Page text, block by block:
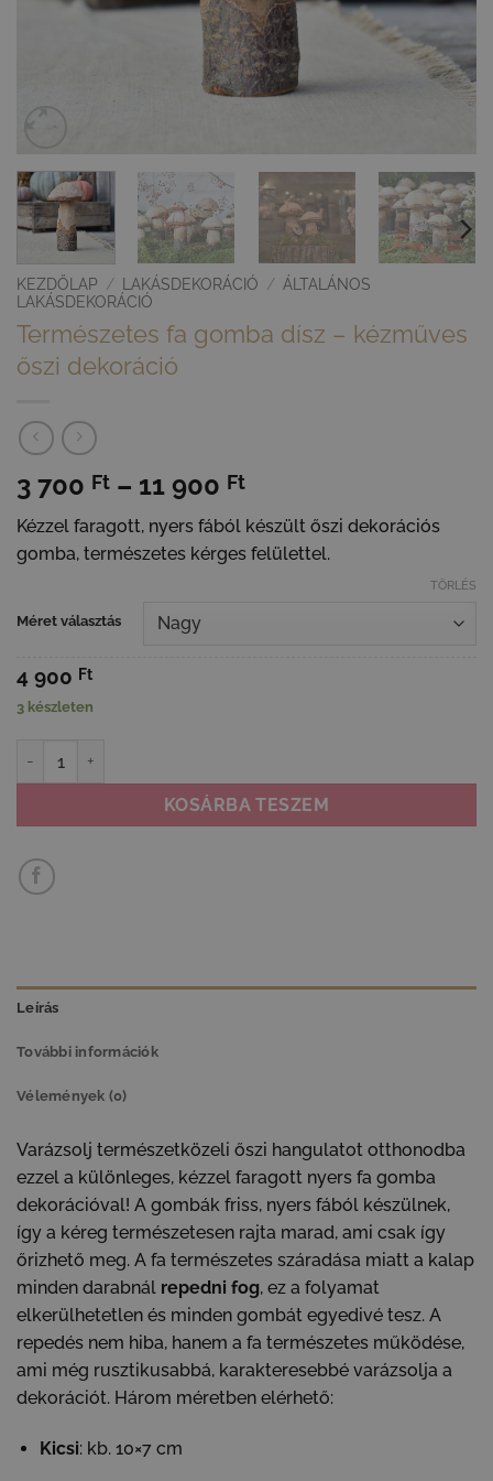
KEZDŐLAP / LAKÁSDEKORÁCIÓ / ÁLTALÁNOS
LAKÁSDEKORÁCIÓ
Természetes fa gomba dísz – kézműves
őszi dekoráció
3 700 Ft – 11 900 FtÁrtartomány:
3
700 Ft
-
Kézzel faragott, nyers fából készült őszi dekorációs
gomba, természetes kérges felülettel.
Méret választás
TÖRLÉS
4 900 Ft
3 készleten
KOSÁRBA TESZEM
Leírás
További információk
Vélemények (0)
Varázsolj természetközeli őszi hangulatot otthonodba
ezzel a különleges, kézzel faragott nyers fa gomba
dekorációval! A gombák friss, nyers fából készülnek,
így a kéreg természetesen rajta marad, ami csak így
őrizhető meg. A fa természetes száradása miatt a kalap
minden darabnál repedni fog, ez a folyamat
elkerülhetetlen és minden gombát egyedivé tesz. A
repedés nem hiba, hanem a fa természetes működése,
ami még rusztikusabbá, karakteresebbé varázsolja a
dekorációt. Három méretben elérhető:
Kicsi: kb. 10×7 cm